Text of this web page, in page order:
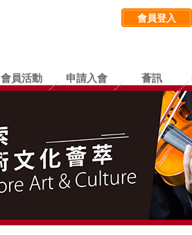
會員登入
會員活動 申請入會 薈訊